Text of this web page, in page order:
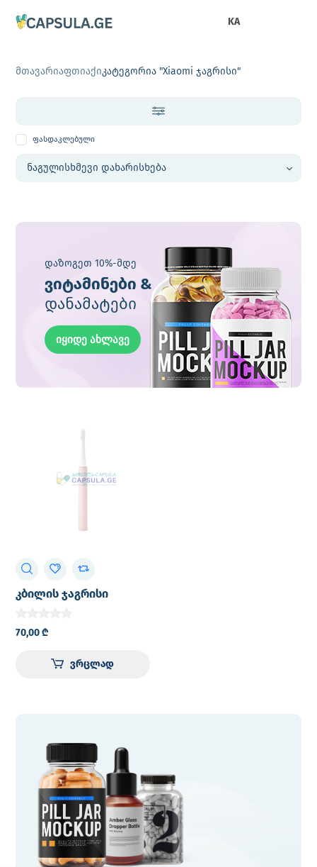
KA
მთავარიაფთიაქიკატეგორია "Xiaomi ჯაგრისი"
ფასდაკლებული
დაზოგეთ 10%-მდე
ვიტამინები &
დანამატები
იყიდე ახლავე
კბილის ჯაგრისი
Sonic electric toothbrush
T100
70,00₾
ვრცლად